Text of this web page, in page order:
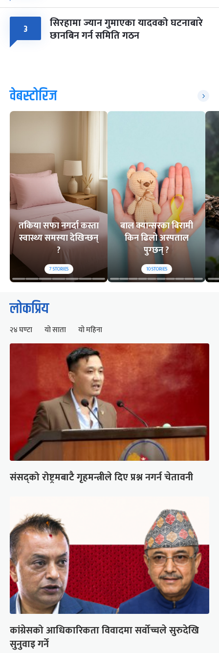
३ सिरहामा ज्यान गुमाएका यादवको घटनाबारे
छानबिन गर्न समिति गठन
वेबस्टोरिज
तकिया सफा नगर्दा कस्ता
स्वास्थ्य समस्या देखिन्छन्
?
7STORIES
बाल क्यान्सरका बिरामी
किन ढिलो अस्पताल
पुग्छन् ?
10STORIES
लोकप्रिय
२४ घण्टा यो साता यो महिना
संसद्को रोष्ट्रमबाटै गृहमन्त्रीले दिए प्रश्न नगर्न चेतावनी
कांग्रेसको आधिकारिकता विवादमा सर्वोच्चले सुरुदेखि
सुनुवाइ गर्ने